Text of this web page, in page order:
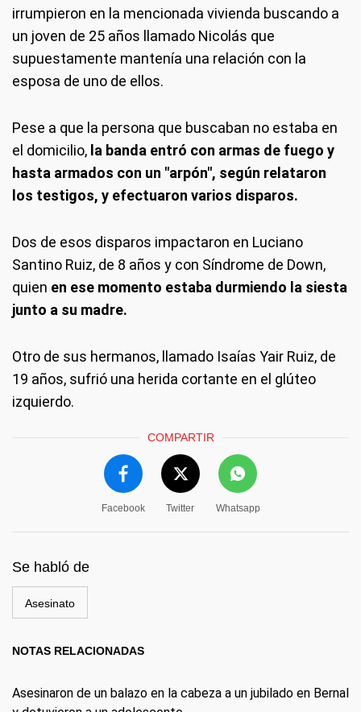
irrumpieron en la mencionada vivienda buscando a
un joven de 25 años llamado Nicolás que
supuestamente mantenía una relación con la
esposa de uno de ellos.
Pese a que la persona que buscaban no estaba en
el domicilio, la banda entró con armas de fuego y
hasta armados con un "arpón", según relataron
los testigos, y efectuaron varios disparos.
Dos de esos disparos impactaron en Luciano
Santino Ruiz, de 8 años y con Síndrome de Down,
quien en ese momento estaba durmiendo la siesta
junto a su madre.
Otro de sus hermanos, llamado Isaías Yair Ruiz, de
19 años, sufrió una herida cortante en el glúteo
izquierdo.
COMPARTIR
Facebook Twitter Whatsapp
Se habló de
Asesinato
NOTAS RELACIONADAS
Asesinaron de un balazo en la cabeza a un jubilado en Bernal